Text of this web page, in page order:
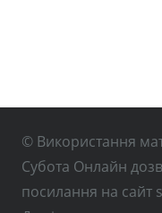
© Використання
Субота Онлайн
посилання на сайт